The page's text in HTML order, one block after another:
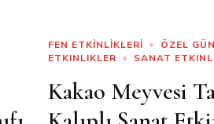
FEN ETKİNLİKLERİ
ÖZEL
ETKINLIKLER
SANAT
Kakao Meyvesi